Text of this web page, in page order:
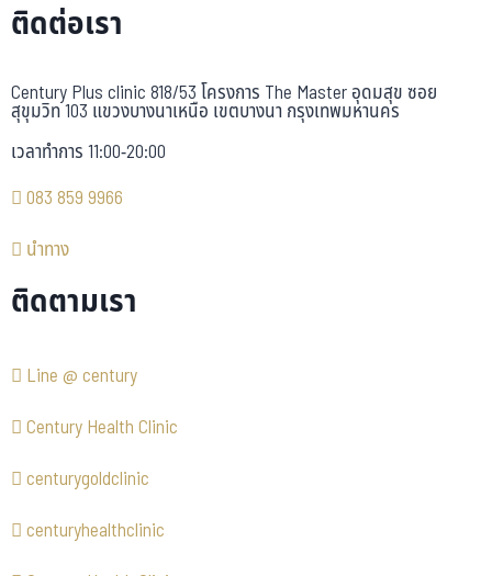
ติดต่อเรา
Century Plus clinic 818/53 โครงการ The Master อุดมสุข ซอย
สุขุมวิท 103 แขวงบางนาเหนือ เขตบางนา กรุงเทพมหานคร
เวลาทำการ 11:00-20:00
083 859 9966
นำทาง
ติดตามเรา
Line @ century
Century Health Clinic
centurygoldclinic
centuryhealthclinic